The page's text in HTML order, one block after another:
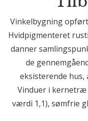
Vinkelbygning
Hvidpigmenteret
danner
de
eksisterende
Vinduer i kernetræ
værdi 1,1), sømfrie